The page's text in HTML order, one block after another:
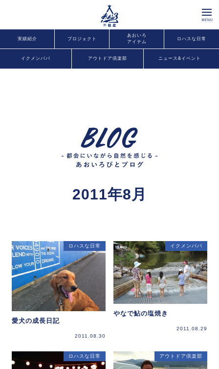
実績紹介 プロジェクト
あおいろ
アイテム
ロハスな日常
イクメンパパ アウトドア倶楽部 ニュース&イベント
2011年8月
ロハスな日常
愛犬の成長日記
2011.08.30
イクメンパパ
やなで鮎の塩焼き
2011.08.29
ロハスな日常 アウトドア倶楽部